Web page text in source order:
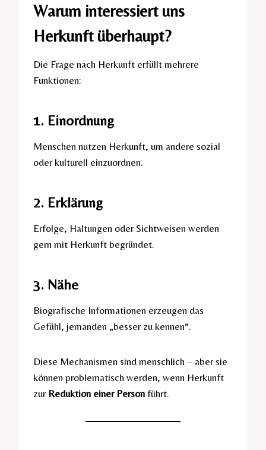
Warum interessiert uns
Herkunft überhaupt?
Die Frage nach Herkunft erfüllt mehrere
Funktionen:
1. Einordnung
Menschen nutzen Herkunft, um andere sozial
oder kulturell einzuordnen.
2. Erklärung
Erfolge, Haltungen oder Sichtweisen werden
gern mit Herkunft begründet.
3. Nähe
Biografische Informationen erzeugen das
Gefühl, jemanden „besser zu kennen“.
Diese Mechanismen sind menschlich – aber sie
können problematisch werden, wenn Herkunft
zur Reduktion einer Person führt.